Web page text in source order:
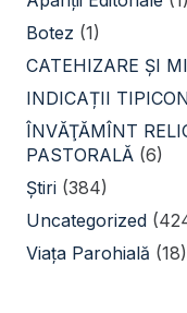
Botez (1)
CATEHIZARE ŞI
INDICAȚII
ÎNVĂŢĂMÎNT
PASTORALĂ (6)
Știri (384)
Uncategorized
Viața Parohială (18)